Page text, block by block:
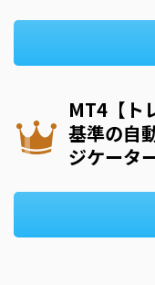
MT4【ト
基準の自
ジケータ